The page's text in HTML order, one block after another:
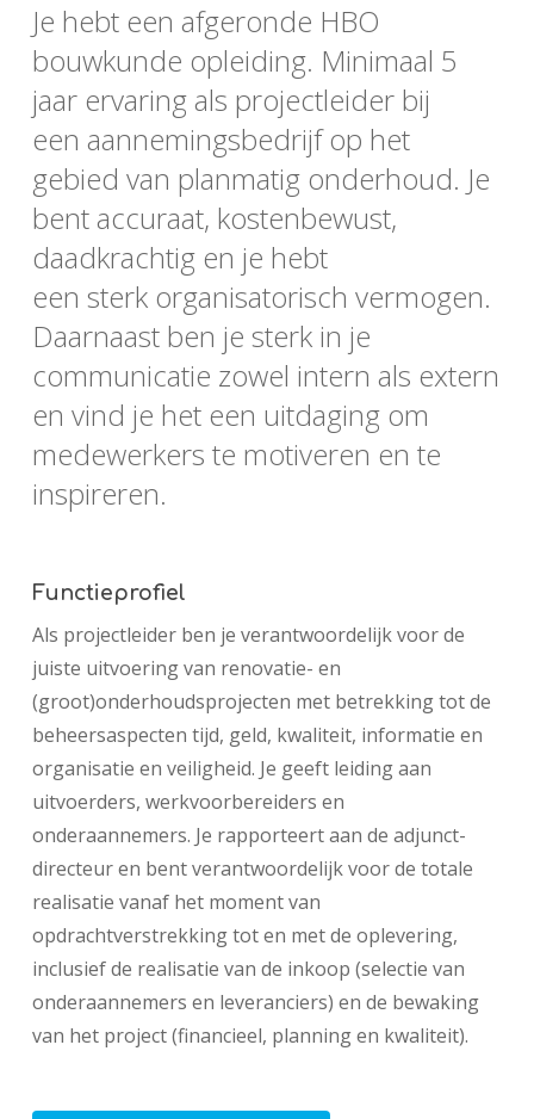
Je hebt een afgeronde HBO
bouwkunde opleiding. Minimaal 5
jaar ervaring als projectleider bij
een aannemingsbedrijf op het
gebied van planmatig onderhoud. Je
bent accuraat, kostenbewust,
daadkrachtig en je hebt
een sterk organisatorisch vermogen.
Daarnaast ben je sterk in je
communicatie zowel intern als extern
en vind je het een uitdaging om
medewerkers te motiveren en te
inspireren.
Functieprofiel
Als projectleider ben je verantwoordelijk voor de
juiste uitvoering van renovatie- en
(groot)onderhoudsprojecten met betrekking tot de
beheersaspecten tijd, geld, kwaliteit, informatie en
organisatie en veiligheid. Je geeft leiding aan
uitvoerders, werkvoorbereiders en
onderaannemers. Je rapporteert aan de adjunct-
directeur en bent verantwoordelijk voor de totale
realisatie vanaf het moment van
opdrachtverstrekking tot en met de oplevering,
inclusief de realisatie van de inkoop (selectie van
onderaannemers en leveranciers) en de bewaking
van het project (financieel, planning en kwaliteit).